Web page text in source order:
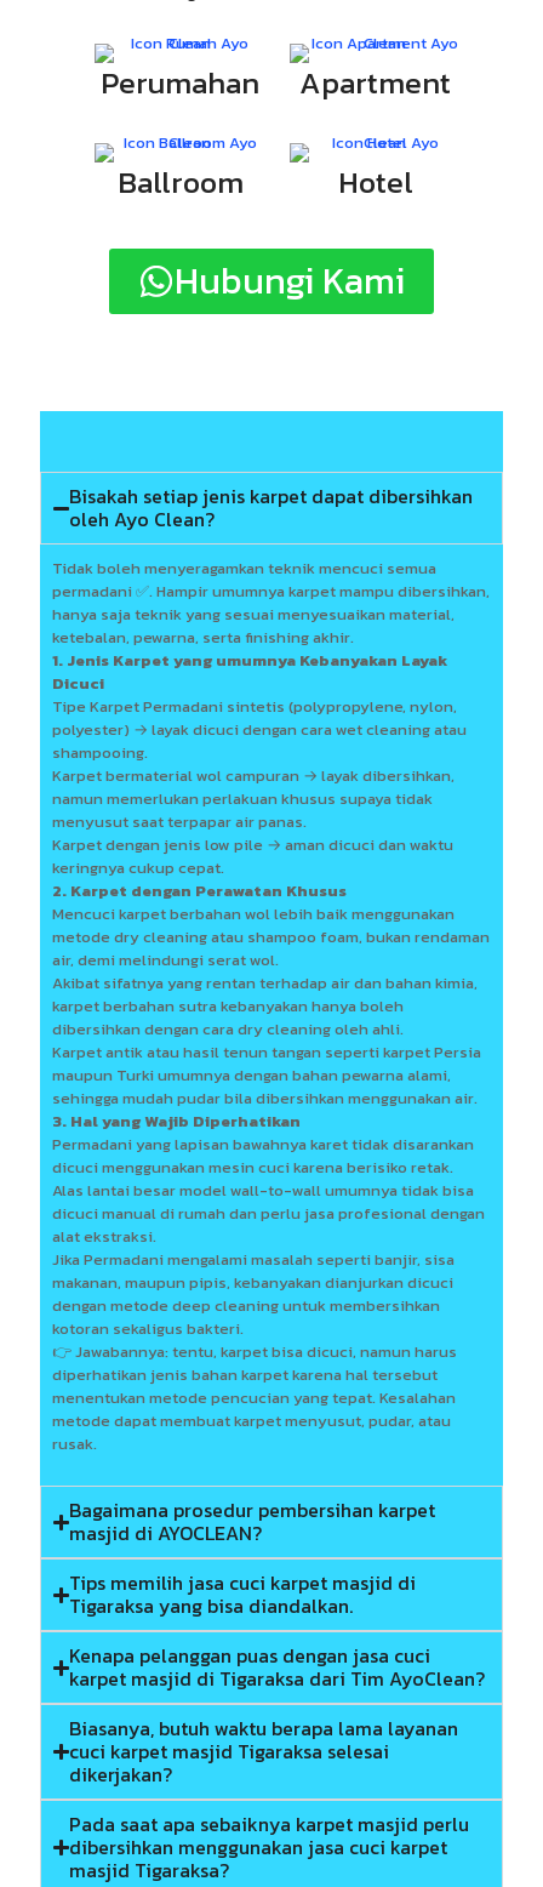
Perumahan Apartment
Ballroom Hotel
Hubungi Kami
Bisakah setiap jenis karpet dapat dibersihkan
oleh Ayo Clean?
Tidak boleh menyeragamkan teknik mencuci semua
permadani ✅. Hampir umumnya karpet mampu dibersihkan,
hanya saja teknik yang sesuai menyesuaikan material,
ketebalan, pewarna, serta finishing akhir.
1. Jenis Karpet yang umumnya Kebanyakan Layak
Dicuci
Tipe Karpet Permadani sintetis (polypropylene, nylon,
polyester) → layak dicuci dengan cara wet cleaning atau
shampooing.
Karpet bermaterial wol campuran → layak dibersihkan,
namun memerlukan perlakuan khusus supaya tidak
menyusut saat terpapar air panas.
Karpet dengan jenis low pile → aman dicuci dan waktu
keringnya cukup cepat.
2. Karpet dengan Perawatan Khusus
Mencuci karpet berbahan wol lebih baik menggunakan
metode dry cleaning atau shampoo foam, bukan rendaman
air, demi melindungi serat wol.
Akibat sifatnya yang rentan terhadap air dan bahan kimia,
karpet berbahan sutra kebanyakan hanya boleh
dibersihkan dengan cara dry cleaning oleh ahli.
Karpet antik atau hasil tenun tangan seperti karpet Persia
maupun Turki umumnya dengan bahan pewarna alami,
sehingga mudah pudar bila dibersihkan menggunakan air.
3. Hal yang Wajib Diperhatikan
Permadani yang lapisan bawahnya karet tidak disarankan
dicuci menggunakan mesin cuci karena berisiko retak.
Alas lantai besar model wall-to-wall umumnya tidak bisa
dicuci manual di rumah dan perlu jasa profesional dengan
alat ekstraksi.
Jika Permadani mengalami masalah seperti banjir, sisa
makanan, maupun pipis, kebanyakan dianjurkan dicuci
dengan metode deep cleaning untuk membersihkan
kotoran sekaligus bakteri.
👉 Jawabannya: tentu, karpet bisa dicuci, namun harus
diperhatikan jenis bahan karpet karena hal tersebut
menentukan metode pencucian yang tepat. Kesalahan
metode dapat membuat karpet menyusut, pudar, atau
rusak.
Bagaimana prosedur pembersihan karpet
masjid di AYOCLEAN?
Tips memilih jasa cuci karpet masjid di
Tigaraksa yang bisa diandalkan.
Kenapa pelanggan puas dengan jasa cuci
karpet masjid di Tigaraksa dari Tim AyoClean?
Biasanya, butuh waktu berapa lama layanan
cuci karpet masjid Tigaraksa selesai
dikerjakan?
Pada saat apa sebaiknya karpet masjid perlu
dibersihkan menggunakan jasa cuci karpet
masjid Tigaraksa?